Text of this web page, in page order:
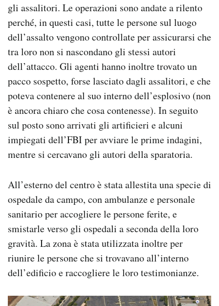
gli assalitori. Le operazioni sono andate a rilento
perché, in questi casi, tutte le persone sul luogo
dell’assalto vengono controllate per assicurarsi che
tra loro non si nascondano gli stessi autori
dell’attacco. Gli agenti hanno inoltre trovato un
pacco sospetto, forse lasciato dagli assalitori, e che
poteva contenere al suo interno dell’esplosivo (non
è ancora chiaro che cosa contenesse). In seguito
sul posto sono arrivati gli artificieri e alcuni
impiegati dell’FBI per avviare le prime indagini,
mentre si cercavano gli autori della sparatoria.
All’esterno del centro è stata allestita una specie di
ospedale da campo, con ambulanze e personale
sanitario per accogliere le persone ferite, e
smistarle verso gli ospedali a seconda della loro
gravità. La zona è stata utilizzata inoltre per
riunire le persone che si trovavano all’interno
dell’edificio e raccogliere le loro testimonianze.